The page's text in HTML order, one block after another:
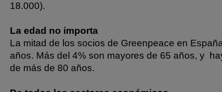
18.000).
La edad no importa
La mitad de los socios de Greenpeace en
años. Más del 4% son mayores de 65 años, y
de más de 80 años.